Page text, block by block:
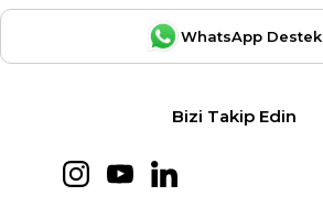
WhatsApp Destek
Bizi Takip Edin